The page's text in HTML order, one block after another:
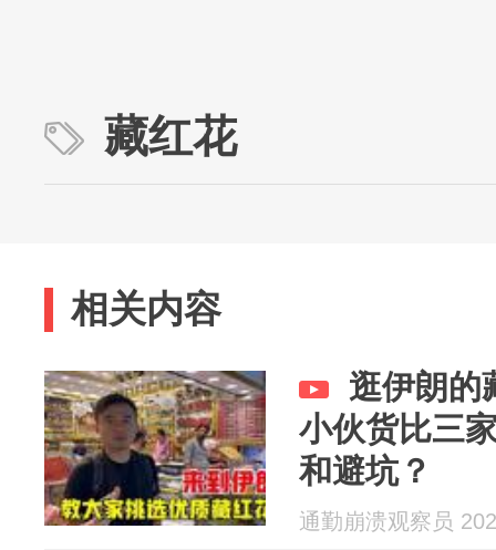
藏红花
相关内容
逛伊朗的
小伙货比三
和避坑？
通勤崩溃观察员